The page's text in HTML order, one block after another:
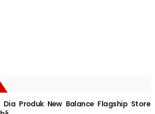
Dia Produk New Balance Flagship Store